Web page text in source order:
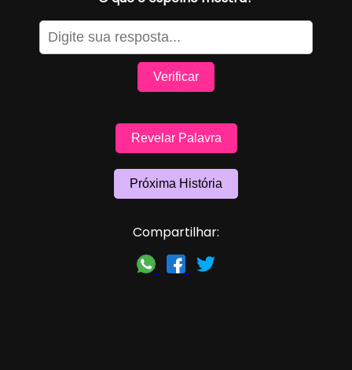
Verificar
Revelar Palavra
Próxima História
Compartilhar: